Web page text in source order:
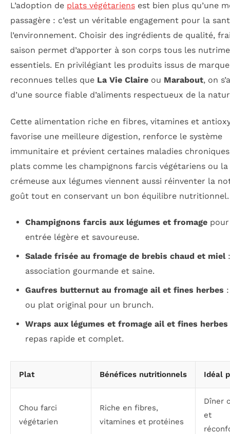
L’adoption de plats végétariens est bien plus qu’une
passagère : c’est un véritable engagement pour la
l’environnement. Choisir des ingrédients de qualité,
saison permet d’apporter à son corps tous les
essentiels. En privilégiant les produits issus de
reconnues telles que La Vie Claire ou Marabout, on
d’une source fiable d’aliments respectueux de la
Cette alimentation riche en fibres, vitamines et
favorise une meilleure digestion, renforce le système
immunitaire et prévient certaines maladies
plats comme les champignons farcis végétariens ou
crémeuse aux légumes viennent aussi réinventer la
goût tout en conservant un bon équilibre nutritionnel.
Champignons farcis aux légumes et fromagepour
entrée légère et savoureuse.
Salade frisée au fromage de brebis chaud et miel:
association gourmande et saine.
Gaufres butternut au fromage ail et fines herbes
ou plat original pour un brunch.
Wraps aux légumes et fromage ail et fines herbes
repas rapide et complet.
Plat Bénéfices nutritionnels Idéal
Chou farci
végétarien
Riche en fibres,
vitamines et protéines
Dîner
et